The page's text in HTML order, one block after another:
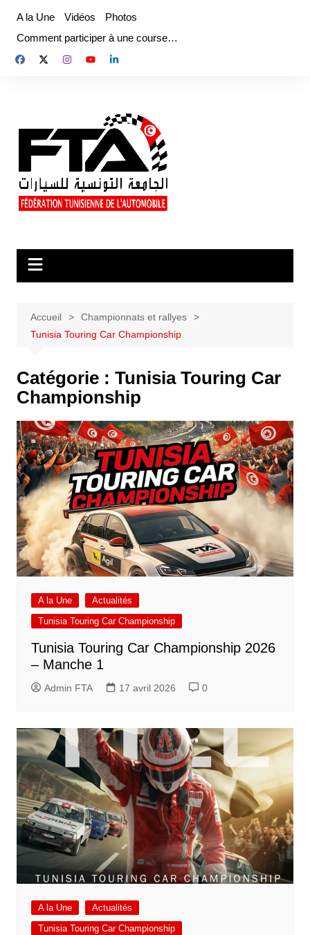
contenu
A la Une Vidéos
Photos
Comment participer à une course…
Accueil
Championnats et rallyes
Tunisia Touring Car Championship
Catégorie : Tunisia Touring Car
Championship
A la Une
Actualités
Tunisia Touring Car Championship
Tunisia Touring Car Championship 2026
– Manche 1
Admin FTA 17 avril 2026 0
A la Une
Actualités
Tunisia Touring Car Championship